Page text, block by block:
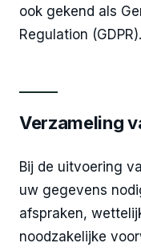
ook gekend als
Regulation (GDPR).
Verzameling
Bij de uitvoering
uw gegevens
afspraken,
noodzakelijke